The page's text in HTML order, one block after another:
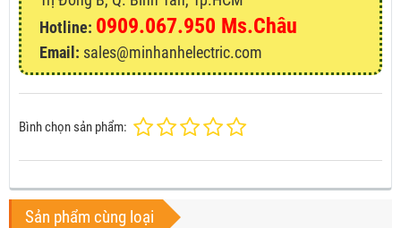
Hotline: 0909.067.950 Ms.Châu
Email: sales@minhanhelectric.com
Bình chọn sản phẩm:
Sản phẩm cùng loại